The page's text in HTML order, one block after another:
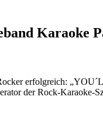
Karaoke
erfolgreich:
der Rock-